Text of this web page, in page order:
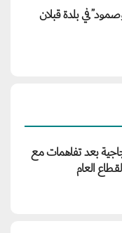
في بلدة قبلان
بعد تفاهمات مع
العام